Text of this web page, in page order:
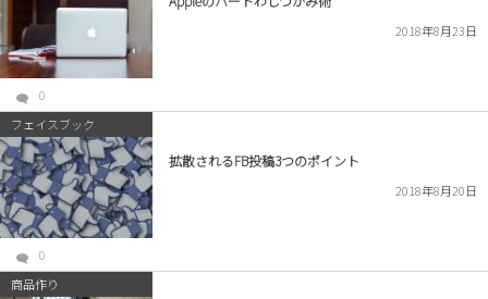
2018年8月23日
0
フェイスブック
拡散されるFB投稿3つのポイント
2018年8月20日
0
商品作り